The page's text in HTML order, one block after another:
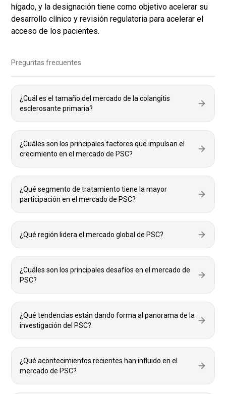
hígado, y la designación tiene como objetivo acelerar su
desarrollo clínico y revisión regulatoria para acelerar el
acceso de los pacientes.
Preguntas frecuentes
¿Cuál es el tamaño del mercado de la colangitis
esclerosante primaria?
¿Cuáles son los principales factores que impulsan el
crecimiento en el mercado de PSC?
¿Qué segmento de tratamiento tiene la mayor
participación en el mercado de PSC?
¿Qué región lidera el mercado global de PSC?
¿Cuáles son los principales desafíos en el mercado de
PSC?
¿Qué tendencias están dando forma al panorama de la
investigación del PSC?
¿Qué acontecimientos recientes han influido en el
mercado de PSC?